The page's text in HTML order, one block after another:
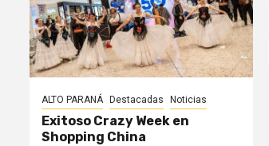
ALTO PARANÁ Destacadas Noticias
Exitoso Crazy Week en
Shopping China